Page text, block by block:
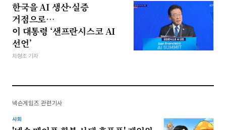
한국을 AI 생산·실증
거점으로…
이 대통령 ‘샌프란시스코 AI
선언’
차형조 기자
넥슨게임즈 관련기사
사회